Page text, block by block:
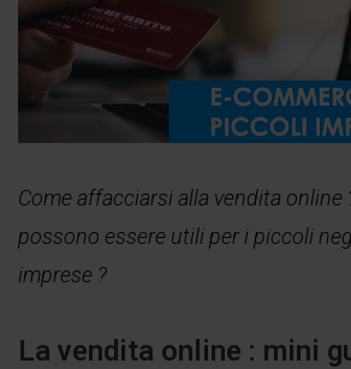
Come affacciarsi alla vendita online
possono essere utili per i piccoli
imprese ?
La vendita online : mini